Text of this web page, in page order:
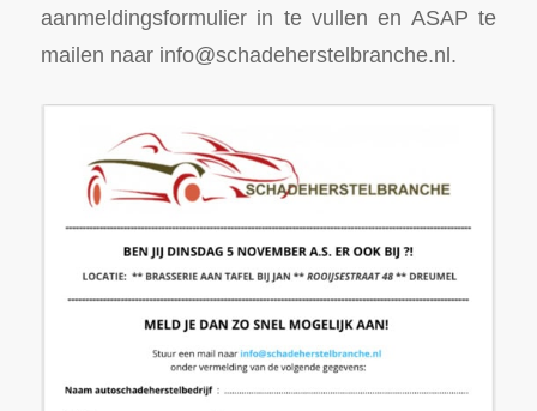
aanmeldingsformulier in te vullen en ASAP te
mailen naar info@schadeherstelbranche.nl.